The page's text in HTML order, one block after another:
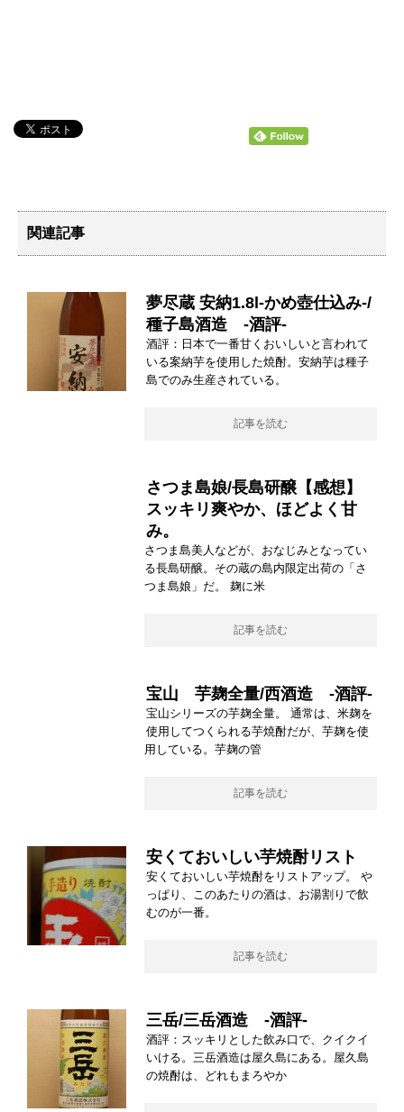
関連記事
夢尽蔵 安納1.8l-かめ壺仕込み-/
種子島酒造 -酒評-
酒評：日本で一番甘くおいしいと言われて
いる案納芋を使用した焼酎。安納芋は種子
島でのみ生産されている。
記事を読む
さつま島娘/長島研醸【感想】
スッキリ爽やか、ほどよく甘
み。
さつま島美人などが、おなじみとなってい
る長島研醸。その蔵の島内限定出荷の「さ
つま島娘」だ。 麹に米
記事を読む
宝山 芋麹全量/西酒造 -酒評-
宝山シリーズの芋麹全量。 通常は、米麹を
使用してつくられる芋焼酎だが、芋麹を使
用している。芋麹の管
記事を読む
安くておいしい芋焼酎リスト
安くておいしい芋焼酎をリストアップ。 や
っぱり、このあたりの酒は、お湯割りで飲
むのが一番。
記事を読む
三岳/三岳酒造 -酒評-
酒評：スッキリとした飲み口で、クイクイ
いける。三岳酒造は屋久島にある。屋久島
の焼酎は、どれもまろやか